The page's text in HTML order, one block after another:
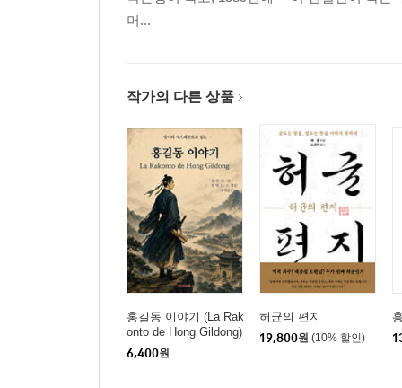
머...
작가의 다른 상품
홍길동 이야기 (La Rak
onto de Hong Gildong)
6,400원
허균의 편지
19,800원 (10% 할인)